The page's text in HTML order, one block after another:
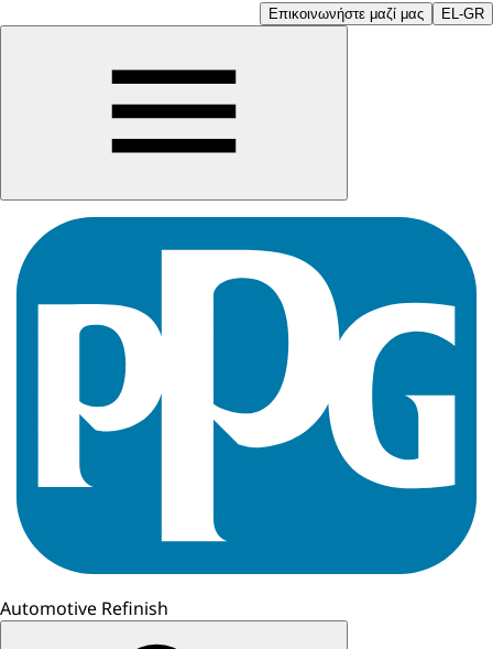
Επικοινωνήστε μαζί μας EL-GR
Automotive Refinish